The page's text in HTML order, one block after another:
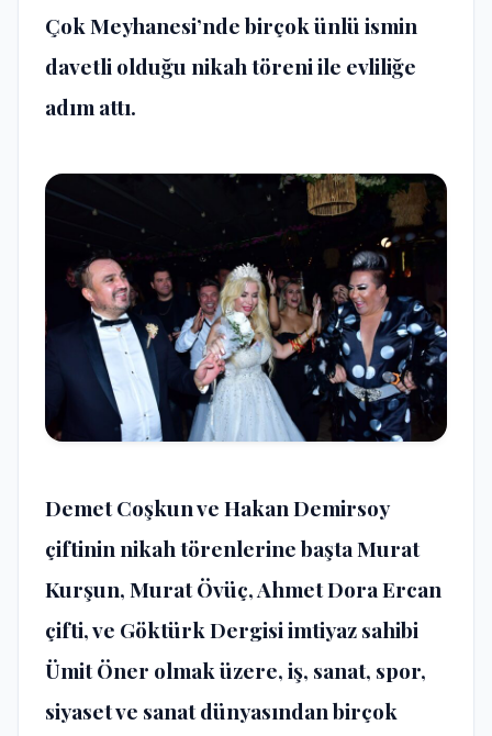
Çok Meyhanesi’nde birçok ünlü ismin
davetli olduğu nikah töreni ile evliliğe
adım attı.
Demet Coşkun ve Hakan Demirsoy
çiftinin nikah törenlerine başta Murat
Kurşun, Murat Övüç, Ahmet Dora Ercan
çifti, ve Göktürk Dergisi imtiyaz sahibi
Ümit Öner olmak üzere, iş, sanat, spor,
siyaset ve sanat dünyasından birçok